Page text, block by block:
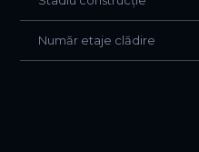
Disponibil imediat.
Pentru detalii și
Număr etaje clădire